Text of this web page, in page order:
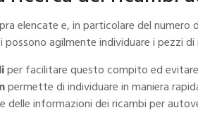
elencate e, in particolare del numero
agilmente individuare i pezzi
per facilitare questo compito ed
permette di individuare in maniera
informazioni dei ricambi per